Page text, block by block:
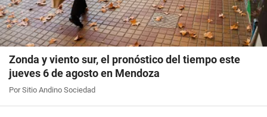
Zonda y viento sur, el pronóstico del tiempo este
jueves 6 de agosto en Mendoza
Por Sitio Andino Sociedad